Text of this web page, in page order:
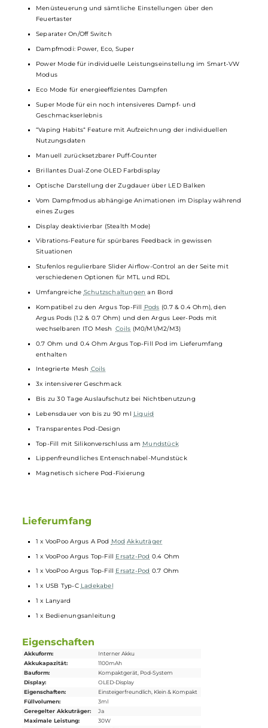
Eindrucksvolles Dual-Zone Display mit lebendigen Animationen
Komfortable Handhabung
Hochwertige Verarbeitung
Integrierter 1100 mAh Akku
USB Typ-C Fast-Charging mit 5V / 2A
Ausgangsleistung: 5 bis 30 Watt
Widerstandsbereich: 0.4 bis 3.0 Ohm
Performanter GENE.AI 2.0 Chip
Aktivierung über seitlichen Feuertaster und/oder Zugautomatik
Menüsteuerung und sämtliche Einstellungen über den
Feuertaster
Separater On/Off Switch
Power Mode für individuelle Leistungseinstellung im Smart-VW
Modus
Eco Mode für energieeffizientes Dampfen
Super Mode für ein noch intensiveres Dampf- und
Geschmackserlebnis
“Vaping Habits“ Feature mit Aufzeichnung der individuellen
Manuell zurücksetzbarer Puff-Counter
Brillantes Dual-Zone OLED Farbdisplay
Optische Darstellung der Zugdauer über LED Balken
Vom Dampfmodus abhängige Animationen im Display während
eines Zuges
Display deaktivierbar (Stealth Mode)
Vibrations-Feature für spürbares Feedback in gewissen
Situationen
Stufenlos regulierbare Slider Airflow-Control an der Seite mit
Kompatibel zu den Argus Top-Fill
wechselbaren ITO Mesh Coils(M0/M1/M2/M3)
0.7 Ohm und 0.4 Ohm Argus Top-Fill Pod im Lieferumfang
enthalten
Integrierte MeshCoils
3x intensiverer Geschmack
Lebensdauer von bis zu 90 ml
Transparentes Pod-Design
Top-Fill mit Silikonverschluss amMundstück
Lippenfreundliches Entenschnabel-Mundstück
Magnetisch sichere Pod-Fixierung